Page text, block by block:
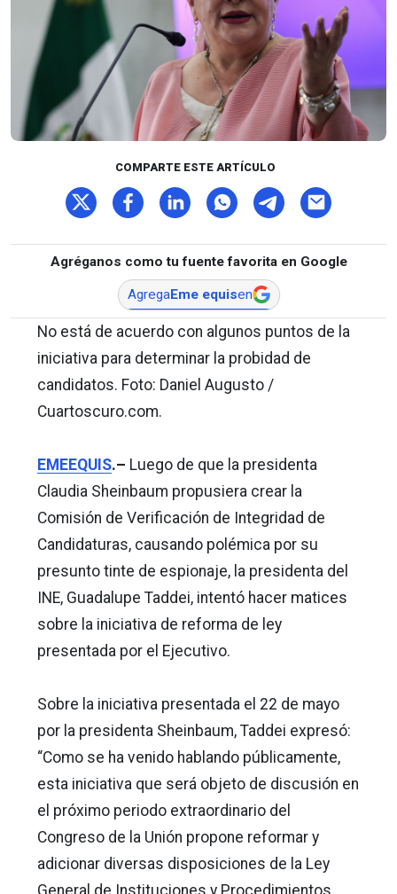
COMPARTE ESTE ARTÍCULO
Agréganos como tu fuente favorita en Google
AgregaEme equisen
No está de acuerdo con algunos puntos de la
iniciativa para determinar la probidad de
candidatos. Foto: Daniel Augusto /
Cuartoscuro.com.
EMEEQUIS.– Luego de que la presidenta
Claudia Sheinbaum propusiera crear la
Comisión de Verificación de Integridad de
Candidaturas, causando polémica por su
presunto tinte de espionaje, la presidenta del
INE, Guadalupe Taddei, intentó hacer matices
sobre la iniciativa de reforma de ley
presentada por el Ejecutivo.
Sobre la iniciativa presentada el 22 de mayo
por la presidenta Sheinbaum, Taddei expresó:
“Como se ha venido hablando públicamente,
esta iniciativa que será objeto de discusión en
el próximo periodo extraordinario del
Congreso de la Unión propone reformar y
adicionar diversas disposiciones de la Ley
General de Instituciones y Procedimientos